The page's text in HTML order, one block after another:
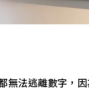
無法逃離數字，